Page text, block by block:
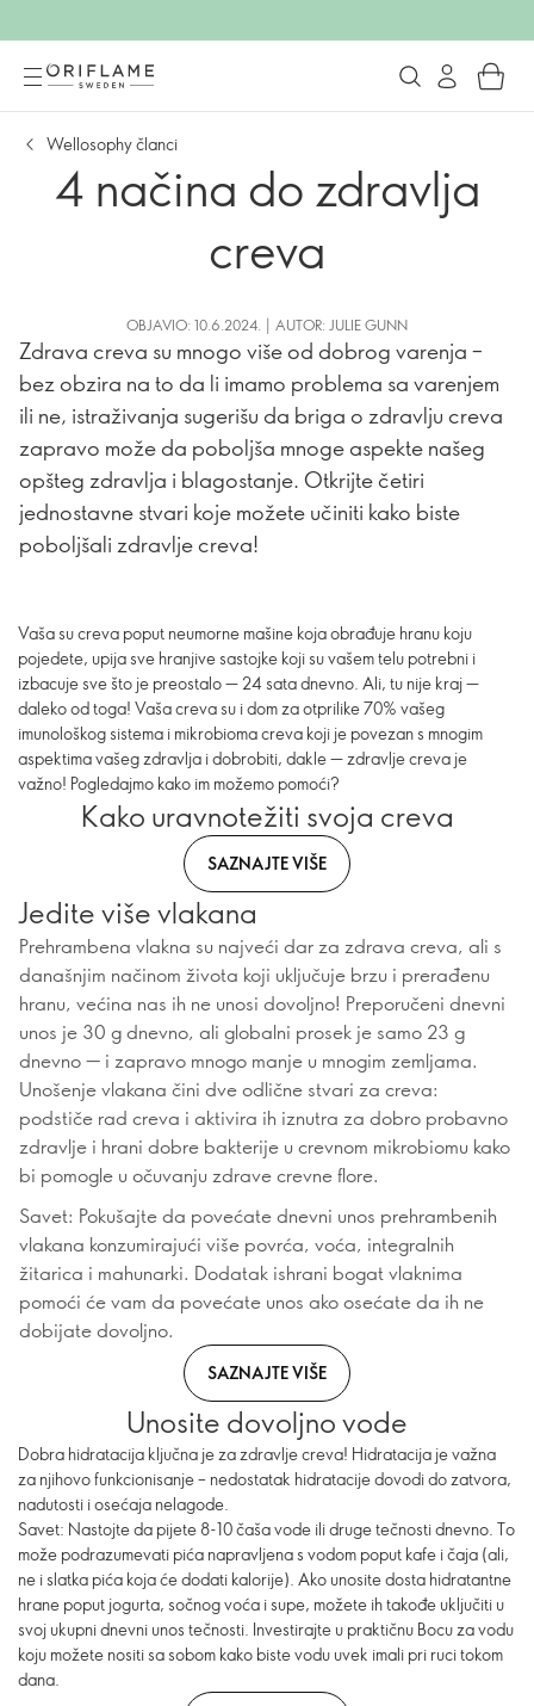
Wellosophy članci
4 načina do zdravlja
creva
OBJAVIO: 10.6.2024. | AUTOR: JULIE GUNN
Zdrava creva su mnogo više od dobrog varenja –
bez obzira na to da li imamo problema sa varenjem
ili ne, istraživanja sugerišu da briga o zdravlju creva
zapravo može da poboljša mnoge aspekte našeg
opšteg zdravlja i blagostanje. Otkrijte četiri
jednostavne stvari koje možete učiniti kako biste
poboljšali zdravlje creva!
Vaša su creva poput neumorne mašine koja obrađuje hranu koju
pojedete, upija sve hranjive sastojke koji su vašem telu potrebni i
izbacuje sve što je preostalo — 24 sata dnevno. Ali, tu nije kraj —
daleko od toga! Vaša creva su i dom za otprilike 70% vašeg
imunološkog sistema i mikrobioma creva koji je povezan s mnogim
aspektima vašeg zdravlja i dobrobiti, dakle — zdravlje creva je
važno! Pogledajmo kako im možemo pomoći?
Kako uravnotežiti svoja creva
SAZNAJTE VIŠE
Jedite više vlakana
Prehrambena vlakna su najveći dar za zdrava creva, ali s
današnjim načinom života koji uključuje brzu i prerađenu
hranu, većina nas ih ne unosi dovoljno! Preporučeni dnevni
unos je 30 g dnevno, ali globalni prosek je samo 23 g
dnevno — i zapravo mnogo manje u mnogim zemljama.
Unošenje vlakana čini dve odlične stvari za creva:
podstiče rad creva i aktivira ih iznutra za dobro probavno
zdravlje i hrani dobre bakterije u crevnom mikrobiomu kako
bi pomogle u očuvanju zdrave crevne flore.
Savet: Pokušajte da povećate dnevni unos prehrambenih
vlakana konzumirajući više povrća, voća, integralnih
žitarica i mahunarki. Dodatak ishrani bogat vlaknima
pomoći će vam da povećate unos ako osećate da ih ne
dobijate dovoljno.
SAZNAJTE VIŠE
Unosite dovoljno vode
Dobra hidratacija ključna je za zdravlje creva! Hidratacija je važna
za njihovo funkcionisanje – nedostatak hidratacije dovodi do zatvora,
nadutosti i osećaja nelagode.
Savet: Nastojte da pijete 8-10 čaša vode ili druge tečnosti dnevno. To
može podrazumevati pića napravljena s vodom poput kafe i čaja (ali,
ne i slatka pića koja će dodati kalorije). Ako unosite dosta hidratantne
hrane poput jogurta, sočnog voća i supe, možete ih takođe uključiti u
svoj ukupni dnevni unos tečnosti. Investirajte u praktičnu Bocu za vodu
koju možete nositi sa sobom kako biste vodu uvek imali pri ruci tokom
dana.